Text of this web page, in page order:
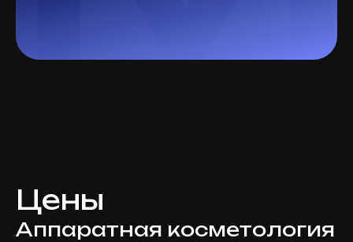
Цены
Аппаратная косметология